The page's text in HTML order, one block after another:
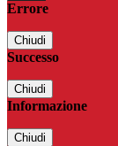
Errore
Chiudi
Successo
Chiudi
Informazione
Chiudi